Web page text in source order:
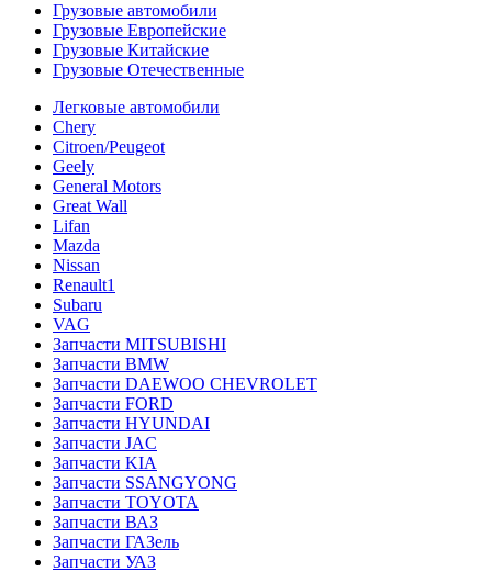
Грузовые автомобили
Грузовые Европейские
Грузовые Китайские
Грузовые Отечественные
Легковые автомобили
Chery
Citroen/Peugeot
Geely
General Motors
Great Wall
Lifan
Mazda
Nissan
Renault1
Subaru
VAG
Запчасти MITSUBISHI
Запчасти BMW
Запчасти DAEWOO CHEVROLET
Запчасти FORD
Запчасти HYUNDAI
Запчасти JAC
Запчасти KIA
Запчасти SSANGYONG
Запчасти TOYOTA
Запчасти ВАЗ
Запчасти ГАЗель
Запчасти УАЗ